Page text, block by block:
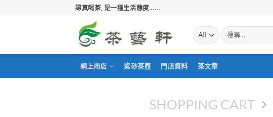
認真喝茶, 是一種生活態度......
搜
尋
網上商店 紫砂茶壺 門店資料 茶文章
SHOPPING CART